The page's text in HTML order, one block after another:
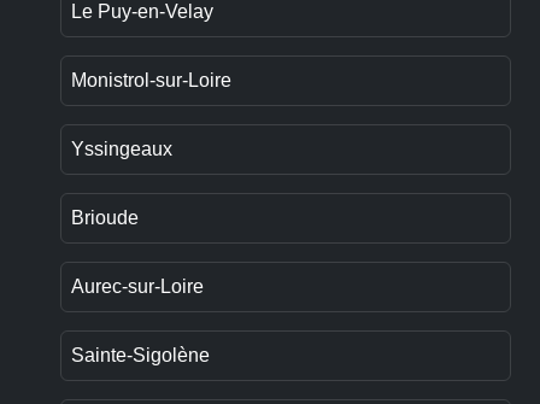
Le Puy-en-Velay
Monistrol-sur-Loire
Yssingeaux
Brioude
Aurec-sur-Loire
Sainte-Sigolène